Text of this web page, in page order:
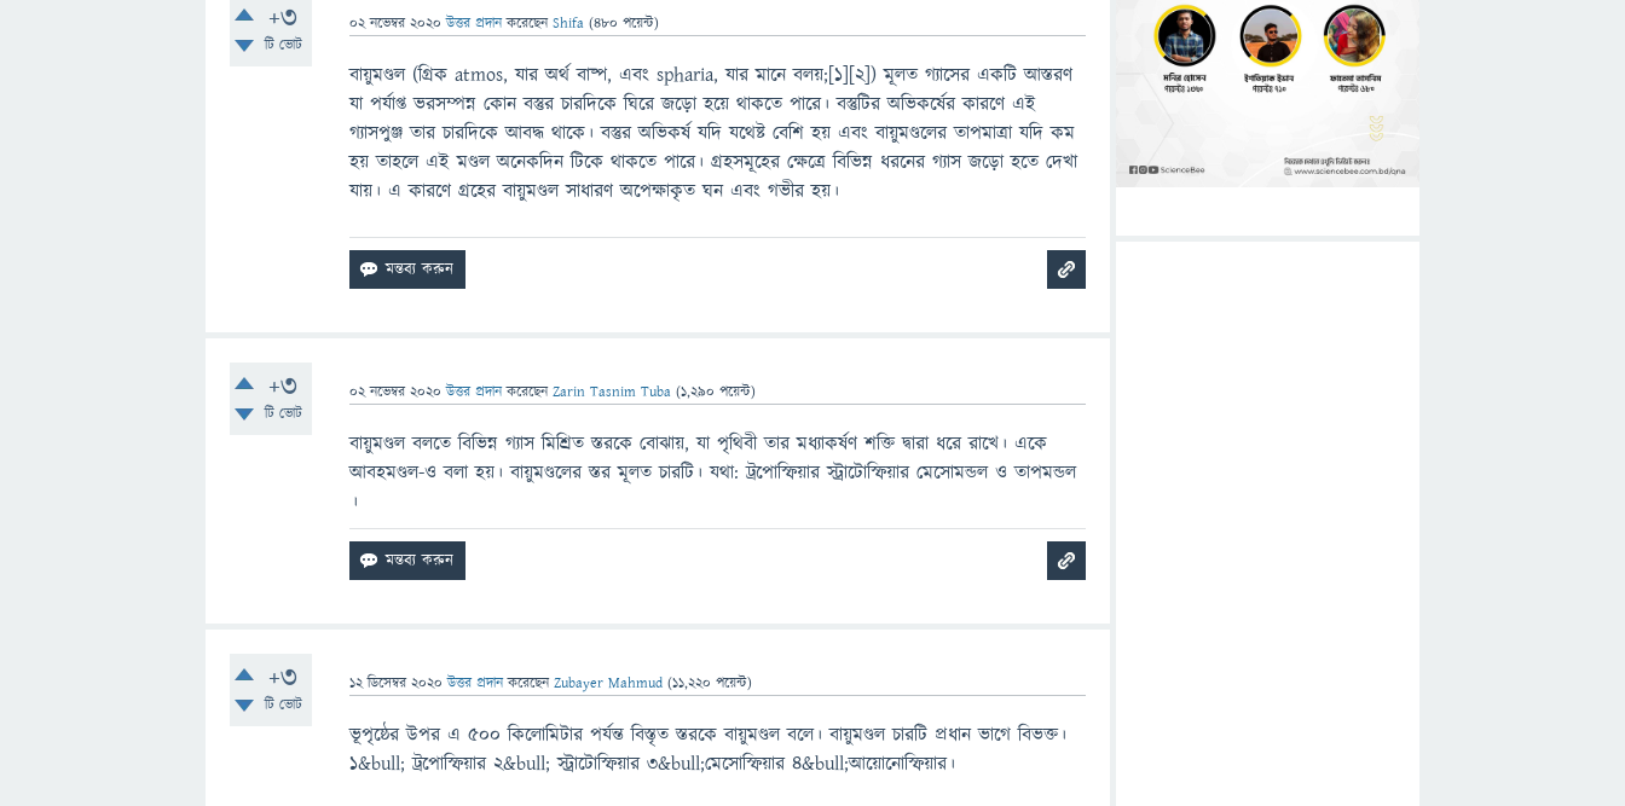
+3
টি ভোট
02 নভেম্বর 2020 উত্তর প্রদান করেছেনShifa (480 পয়েন্ট)
বায়ুমণ্ডল (গ্রিক atmos, যার অর্থ বাষ্প, এবং spharia, যার মানে বলয়;[১][২]) মূলত গ্যাসের একটি আস্তরণ
যা পর্যাপ্ত ভরসম্পন্ন কোন বস্তুর চারদিকে ঘিরে জড়ো হয়ে থাকতে পারে। বস্তুটির অভিকর্ষের কারণে এই
গ্যাসপুঞ্জ তার চারদিকে আবদ্ধ থাকে। বস্তুর অভিকর্ষ যদি যথেষ্ট বেশি হয় এবং বায়ুমণ্ডলের তাপমাত্রা যদি কম
হয় তাহলে এই মণ্ডল অনেকদিন টিকে থাকতে পারে। গ্রহসমূহের ক্ষেত্রে বিভিন্ন ধরনের গ্যাস জড়ো হতে দেখা
যায়। এ কারণে গ্রহের বায়ুমণ্ডল সাধারণ অপেক্ষাকৃত ঘন এবং গভীর হয়।
+3
টি ভোট
02 নভেম্বর 2020 উত্তর প্রদান করেছেনZarin Tasnim Tuba (1,290 পয়েন্ট)
বায়ুমণ্ডল বলতে বিভিন্ন গ্যাস মিশ্রিত স্তরকে বোঝায়, যা পৃথিবী তার মধ্যাকর্ষণ শক্তি দ্বারা ধরে রাখে। একে
আবহমণ্ডল-ও বলা হয়। বায়ুমণ্ডলের স্তর মূলত চারটি। যথা: ট্রপোস্ফিয়ার স্ট্রাটোস্ফিয়ার মেসোমন্ডল ও তাপমন্ডল
।
+3
টি ভোট
12 ডিসেম্বর 2020 উত্তর প্রদান করেছেনZubayer Mahmud (11,220 পয়েন্ট)
ভূপৃষ্ঠের উপর এ 500 কিলোমিটার পর্যন্ত বিস্তৃত স্তরকে বায়ুমণ্ডল বলে। বায়ুমণ্ডল চারটি প্রধান ভাগে বিভক্ত।
১&bull; ট্রপোস্ফিয়ার ২&bull; স্ট্রাটোস্ফিয়ার ৩&bull;মেসোস্ফিয়ার ৪&bull;আয়োনোস্ফিয়ার।